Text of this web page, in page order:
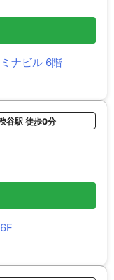
ナビル 6階
谷駅 徒歩0分